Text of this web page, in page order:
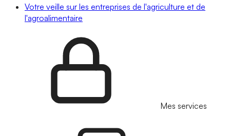
Votre veille sur les entreprises de l'agriculture et de
l'agroalimentaire
Mes services